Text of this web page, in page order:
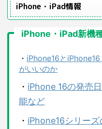
iPhone・iPad情報
iPhone・iPad新機
・ iPhone16と
がいいのか
・ iPhone 16の発売
能など
・ iPhone16シリー